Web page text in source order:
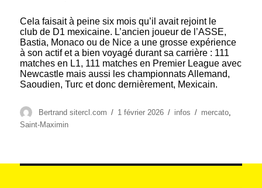
Cela faisait à peine six mois qu’il avait rejoint le
club de D1 mexicaine. L’ancien joueur de l’ASSE,
Bastia, Monaco ou de Nice a une grosse expérience
à son actif et a bien voyagé durant sa carrière : 111
matches en L1, 111 matches en Premier League avec
Newcastle mais aussi les championnats Allemand,
Saoudien, Turc et donc dernièrement, Mexicain.
Auteur
Bertrand sitercl.com
Publié
1 février 2026 Catégories
infos Étiquettes
mercato
Saint-Maximin